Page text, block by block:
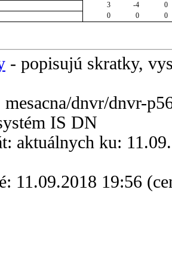
3 -4
0
0 0 0
- popisujú skratky,
mesacna/dnvr/dnvr-
IS DN
aktuálnych ku:
11.09.2018 19:56